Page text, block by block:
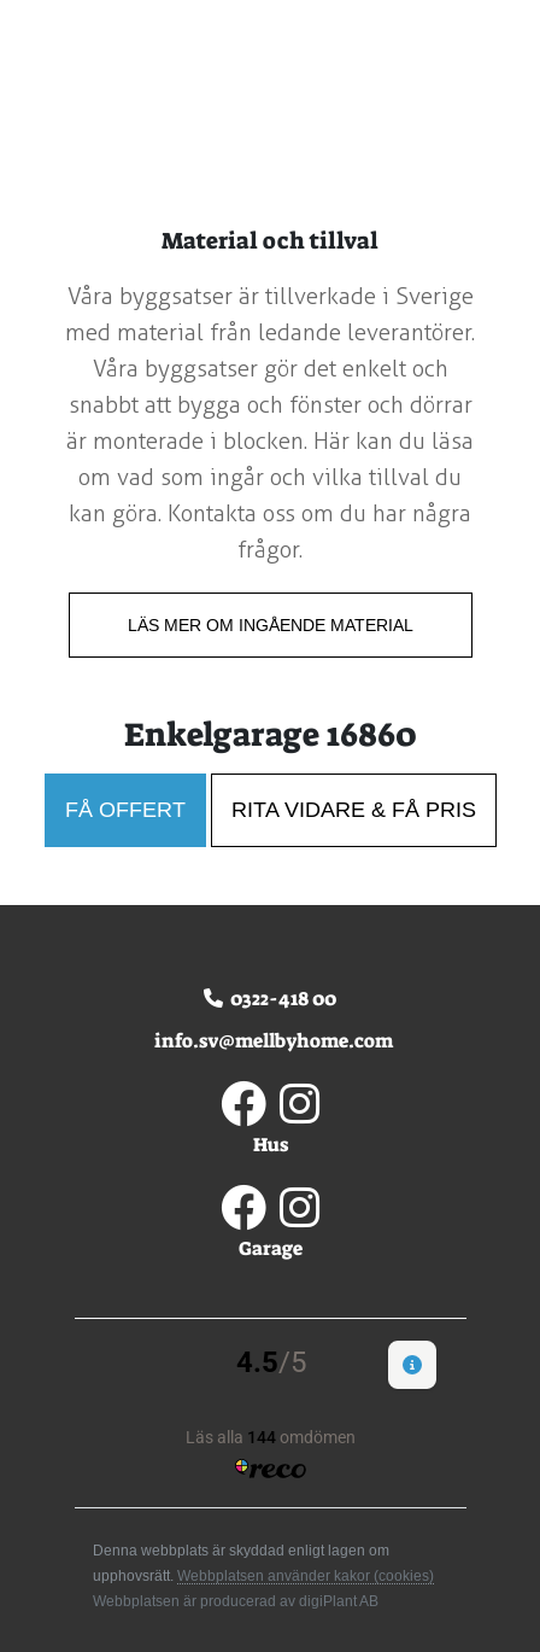
Material och tillval
Våra byggsatser är tillverkade i Sverige
med material från ledande leverantörer.
Våra byggsatser gör det enkelt och
snabbt att bygga och fönster och dörrar
är monterade i blocken. Här kan du läsa
om vad som ingår och vilka tillval du
kan göra. Kontakta oss om du har några
frågor.
LÄS MER OM INGÅENDE MATERIAL
Enkelgarage 16860
FÅ OFFERT RITA VIDARE & FÅ PRIS
0322-418 00
info.sv@mellbyhome.com
Hus
Garage
Denna webbplats är skyddad enligt lagen om
upphovsrätt. Webbplatsen använder kakor (cookies)
Webbplatsen är producerad av digiPlant AB